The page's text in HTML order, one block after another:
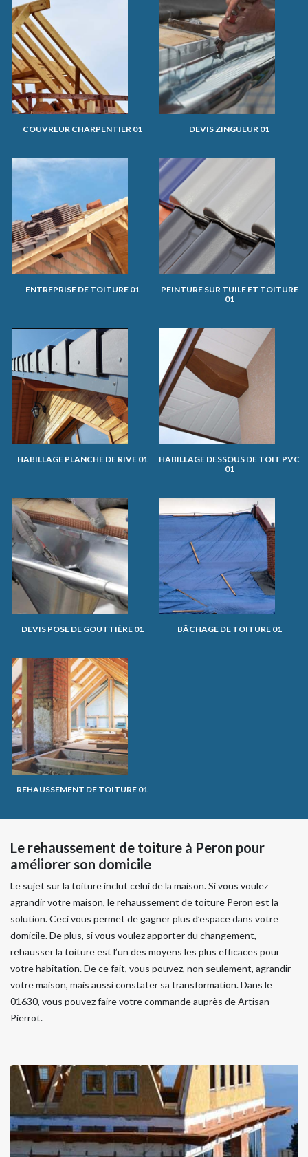
COUVREUR CHARPENTIER 01 DEVIS ZINGUEUR 01
ENTREPRISE DE TOITURE 01
PEINTURE SUR TUILE ET TOITURE
01
HABILLAGE PLANCHE DE RIVE 01
HABILLAGE DESSOUS DE TOIT PVC
01
DEVIS POSE DE GOUTTIÈRE 01 BÂCHAGE DE TOITURE 01
REHAUSSEMENT DE TOITURE 01
Le rehaussement de toiture à Peron pour
améliorer son domicile
Le sujet sur la toiture inclut celui de la maison. Si vous voulez
agrandir votre maison, le rehaussement de toiture Peron est la
solution. Ceci vous permet de gagner plus d’espace dans votre
domicile. De plus, si vous voulez apporter du changement,
rehausser la toiture est l’un des moyens les plus efficaces pour
votre habitation. De ce fait, vous pouvez, non seulement, agrandir
votre maison, mais aussi constater sa transformation. Dans le
01630, vous pouvez faire votre commande auprès de Artisan
Pierrot.